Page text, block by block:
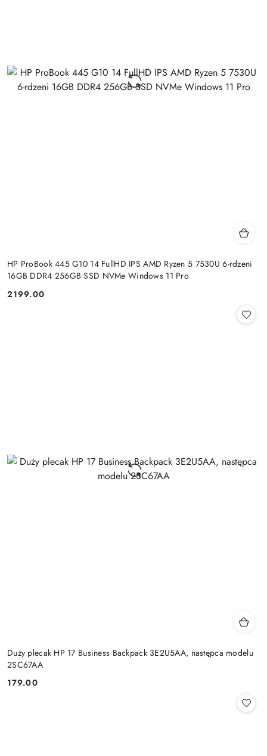
HP ProBook 445 G10 14 FullHD IPS AMD Ryzen 5 7530U 6-rdzeni
16GB DDR4 256GB SSD NVMe Windows 11 Pro
Cena:
2199.00
Duży plecak HP 17 Business Backpack 3E2U5AA, następca modelu
2SC67AA
Cena:
179.00